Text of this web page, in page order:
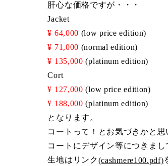
肝心な価格ですが・・・
Jacket
¥ 64,000 (low price edition)
¥ 71,000 (normal edition)
¥ 135,000 (platinum edition)
Cort
¥ 127,000 (low price edition)
¥ 188,000 (platinum edition)
となります。
コート って！とお気づきかと
コートにデザイン等につきま
生地はリンク(cashmere100.pdf)